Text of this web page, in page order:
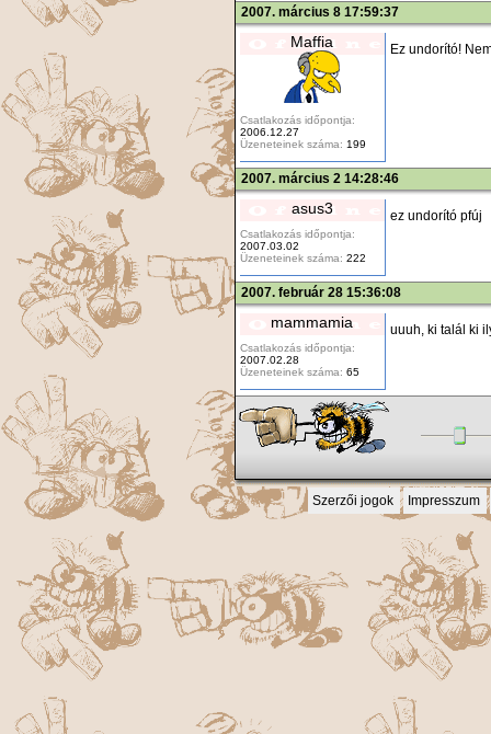
2007. március 8 17:59:37
Maffia
Csatlakozás időpontja:
2006.12.27
Üzeneteinek száma: 199
Ez undorító!
2007. március 2 14:28:46
asus3
Csatlakozás időpontja:
2007.03.02
Üzeneteinek száma: 222
ez undorító pfúj
2007. február 28 15:36:08
mammamia
Csatlakozás időpontja:
2007.02.28
Üzeneteinek száma: 65
uuuh, ki talál ki
Szerzői jogok Impresszum